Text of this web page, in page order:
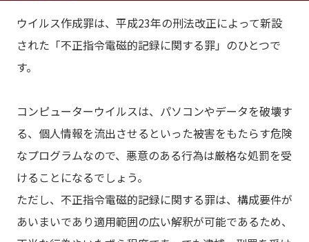
ウイルス作成罪は、平成23年の刑法改正によって新設
された「不正指令電磁的記録に関する罪」のひとつで
す。
コンピューターウイルスは、パソコンやデータを破壊す
る、個人情報を流出させるといった被害をもたらす危険
なプログラムなので、悪意のある行為は厳格な処罰を受
けることになるでしょう。
ただし、不正指令電磁的記録に関する罪は、構成要件が
あいまいであり適用範囲の広い解釈が可能であるため、